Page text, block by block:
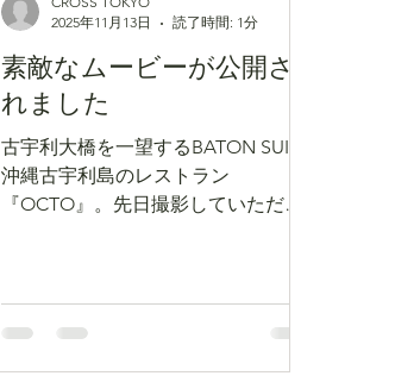
素敵なムービーが公開さ
れました
古宇利大橋を一望するBATON SUITE
沖縄古宇利島のレストラン
『OCTO』。先日撮影していただい
2025年11月13日
読了時間: 1分